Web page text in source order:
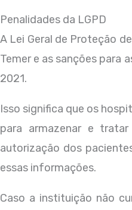
Penalidades da LGPD
A Lei Geral de Proteção
Temer e as sanções para
2021.
Isso significa que os
para armazenar e
autorização dos
essas informações.
Caso a instituição não